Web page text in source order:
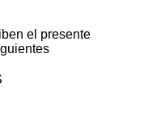
el presente